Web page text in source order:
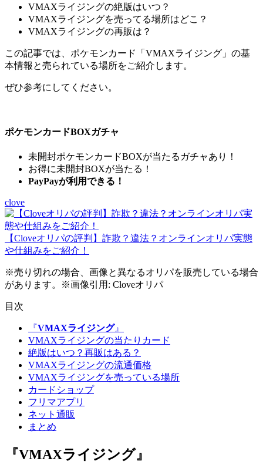
VMAXライジングの絶版はいつ？
VMAXライジングを売ってる場所はどこ？
VMAXライジングの再販は？
この記事では、ポケモンカード「VMAXライジング」の基
本情報と売られている場所をご紹介します。
ぜひ参考にしてください。
ポケモンカードBOXガチャ
未開封ポケモンカードBOXが当たるガチャあり！
お得に未開封BOXが当たる！
PayPayが利用できる！
clove
【Cloveオリパの評判】詐欺？違法？オンラインオリパ実態
や仕組みをご紹介！
※売り切れの場合、画像と異なるオリパを販売している場合
があります。※画像引用: Cloveオリパ
目次
『VMAXライジング』
VMAXライジングの当たりカード
絶版はいつ？再販はある？
VMAXライジングの流通価格
VMAXライジングを売っている場所
カードショップ
フリマアプリ
ネット通販
まとめ
『VMAXライジング』